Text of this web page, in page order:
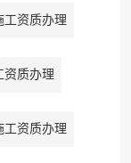
工资质办理
资质办理
工资质办理